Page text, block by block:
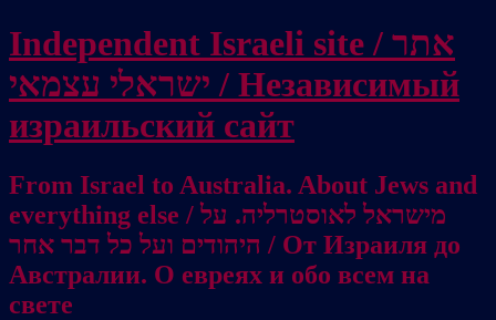
Independent Israeli site / אתר
ישראלי עצמאי / Независимый
израильский сайт
From Israel to Australia. About Jews and
everything else / מישראל לאוסטרליה. על
היהודים ועל כל דבר אחר / От Израиля до
Австралии. О евреях и обо всем на
свете